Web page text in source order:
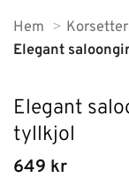
Hem Korsetter
Elegant
Elegant
tyllkjol
649 kr